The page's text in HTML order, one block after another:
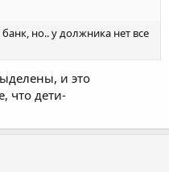
но.. у должника нет все
и это
что дети-